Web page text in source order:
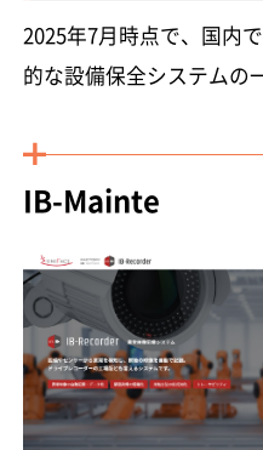
2025年7月時点で、国内
的な設備保全システムの
IB-Mainte